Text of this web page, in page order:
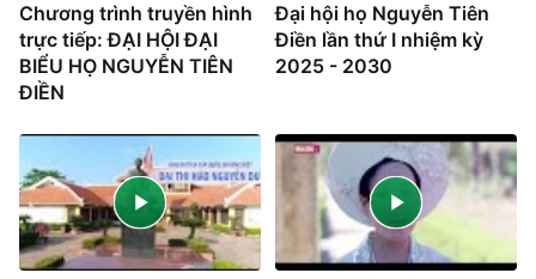
Chương trình truyền hình
trực tiếp: ĐẠI HỘI ĐẠI
BIỂU HỌ NGUYỄN TIÊN
ĐIỀN
Đại hội họ Nguyễn Tiên
Điền lần thứ I nhiệm kỳ
2025 - 2030